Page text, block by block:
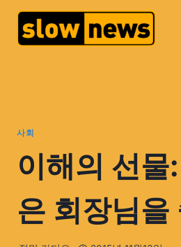
사회
이해의 선물
은 회장님을